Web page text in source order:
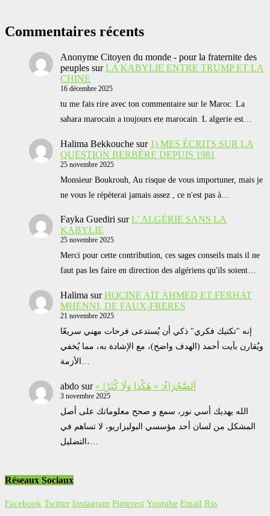
Commentaires récents
Anonyme Citoyen du monde - pour la fraternite des
peuples surLA KABYLIE ENTRE TRUMP ET LA
CHINE
16 décembre 2025
tu me fais rire avec ton commentaire sur le Maroc. La
sahara marocain a toujours ete marocain. L algerie est…
Halima Bekkouche sur 1) MES ÉCRITS SUR LA
QUESTION BERBÈRE DEPUIS 1981
25 novembre 2025
Monsieur Boukrouh, Au risque de vous importuner, mais je
ne vous le répèterai jamais assez , ce n'est pas à…
Fayka Guediri surL’ ALGÉRIE SANS LA
KABYLIE
25 novembre 2025
Merci pour cette contribution, ces sages conseils mais il ne
faut pas les faire en direction des algériens qu'ils soient…
Halima surHOCINE AÏT AHMED ET FERHAT
MHENNI, DE FAUX-FRERES
21 novembre 2025
إنه "تكتيك فكري" ذكي أن يُستدعى فرحات مهني سريعًا
ويُقارن بآيت أحمد (الهدف واضح)، مع الإشادة به، مما يُخفي
abdo sur « !اَلصَّحْرَاءُ: « هَكْذا وَلَا كْثَرْ
3 novembre 2025
الله يهديك أسي نور، سمع و صحح معلوماتك على أصل
المشكل من لسان أحد مؤسسي البوليزاريو، لا تساهم في
التضليل،…
Réseaux Sociaux
Facebook Twitter Instagram Pinterest Youtube Email Rss